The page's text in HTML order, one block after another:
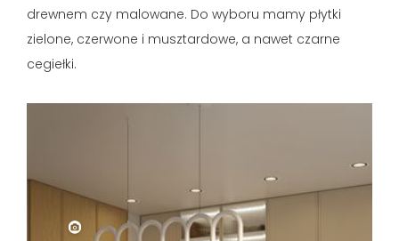
drewnem czy malowane. Do wyboru mamy płytki
zielone, czerwone i musztardowe, a nawet czarne
cegiełki.